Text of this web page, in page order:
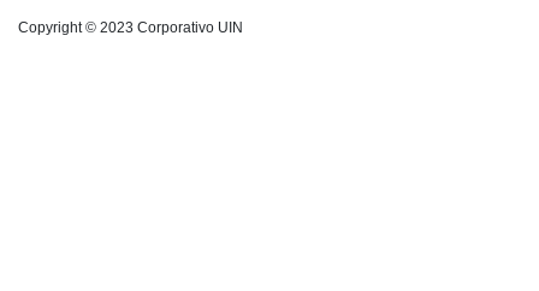
Copyright © 2023 Corporativo UIN